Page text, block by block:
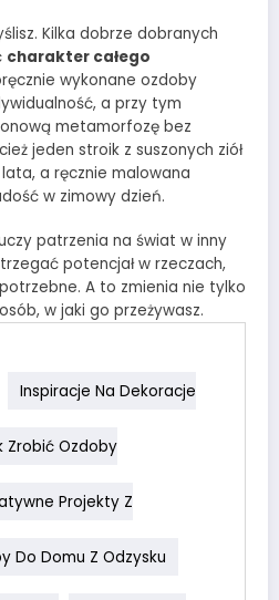
Kilka dobrze dobranych
charakter całego
wykonane ozdoby
a przy tym
metamorfozę bez
jeden stroik z suszonych ziół
a ręcznie malowana
w zimowy dzień.
patrzenia na świat w inny
potencjał w rzeczach,
A to zmienia nie tylko
w jaki go przeżywasz.
Inspiracje Na Dekoracje
Zrobić Ozdoby
Projekty Z
Do Domu Z Odzysku